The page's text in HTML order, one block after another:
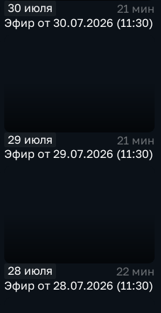
30 июля
21 мин
Эфир от 30.07.2026 (11:30)
29 июля
21 мин
Эфир от 29.07.2026 (11:30)
28 июля
22 мин
Эфир от 28.07.2026 (11:30)